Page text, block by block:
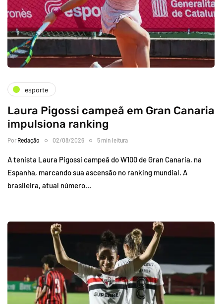
esporte
Laura Pigossi campeã em Gran Canaria
impulsiona ranking
Por Redação 02/08/2026 5 min leitura
A tenista Laura Pigossi campeã do W100 de Gran Canaria, na
Espanha, marcando sua ascensão no ranking mundial. A
brasileira, atual número…